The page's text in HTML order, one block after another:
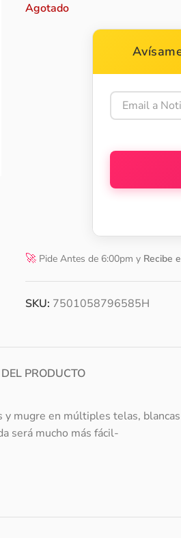
Agotado
🚀Pide Antes de 6:00pm y Recibe
SKU: 7501058796585H
PRODUCTO
mugre en múltiples telas,
será mucho más fácil-